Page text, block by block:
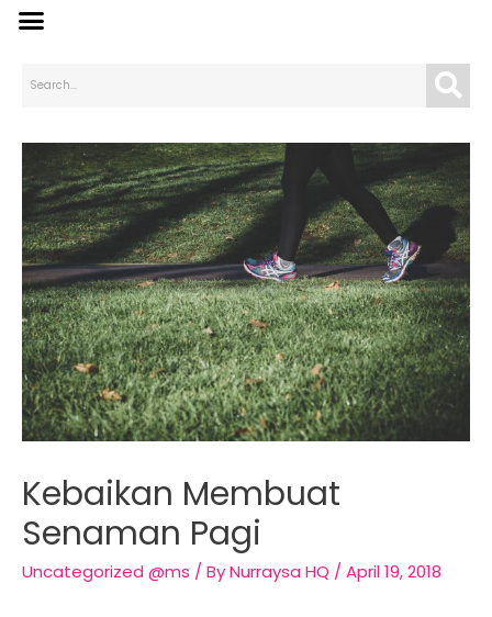
Kebaikan Membuat
Senaman Pagi
Uncategorized @ms / ByNurraysa HQ / April 19, 2018